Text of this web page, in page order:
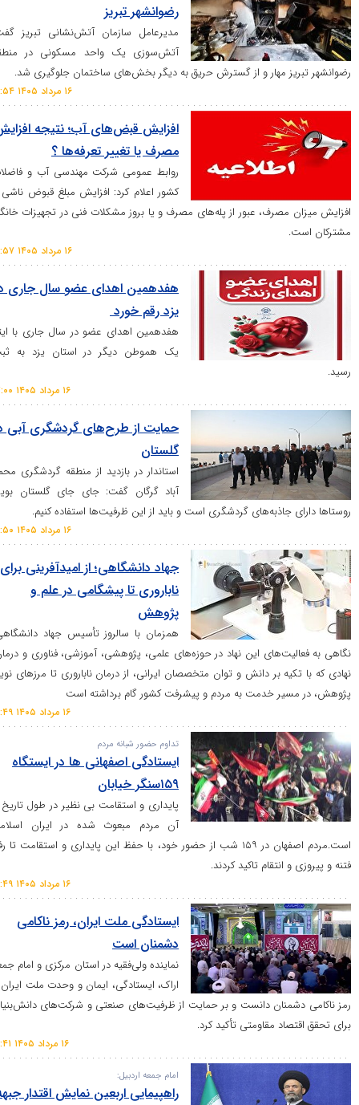
رضوانشهر تبریز
مدیرعامل سازمان آتش‌نشانی تبریز گفت:
آتش‌سوزی یک واحد مسکونی در منطقه
مهار و از گسترش حریق به دیگر بخش‌های ساختمان جلوگیری شد.
افزایش قبض‌های آب؛ نتیجه افزایش
مصرف یا تغییر تعرفه‌ها ؟
روابط عمومی شرکت مهندسی آب و فاضلاب
کشور اعلام کرد: افزایش مبلغ قبوض ناشی از
عبور از پله‌های مصرف و یا بروز مشکلات فنی در تجهیزات خانگی
هفدهمین اهدای عضو سال جاری در
یزد رقم خورد
هفدهمین اهدای عضو در سال جاری با ایثار
یک هموطن دیگر در استان یزد به ثبت
حمایت از طرح‌های گردشگری آبی در
گلستان
استاندار در بازدید از منطقه گردشگری محمد
آباد گرگان گفت: جای جای گلستان بویژه
گردشگری است و باید از این ظرفیت‌ها استفاده کنیم.
جهاد دانشگاهی؛ از امیدآفرینی برای
ناباروری تا پیشگامی در علم و
پژوهش
همزمان با سالروز تأسیس جهاد دانشگاهی،
این نهاد در حوزه‌های علمی، پژوهشی، آموزشی، فناوری و درمان؛
بر دانش و توان متخصصان ایرانی، از درمان ناباروری تا مرز‌های نوین
خدمت به مردم و پیشرفت کشور گام برداشته است
تداوم حضور شبانه مردم
ایستادگی اصفهانی ها در ایستگاه
۱۵۹سنگر خیابان
پایداری و استقامت بی نظیر در طول تاریخ از
آن مردم مبعوث شده در ایران اسلامی
است.مردم اصفهان در ۱۵۹ شب از حضور خود، با حفظ این پایداری و استقامت تا رفع
تاکید کردند.
ایستادگی ملت ایران، رمز ناکامی
دشمنان است
نماینده ولی‌فقیه در استان مرکزی و امام جمعه
اراک، ایستادگی، ایمان و وحدت ملت ایران را
دانست و بر حمایت از ظرفیت‌های صنعتی و شرکت‌های دانش‌بنیان
مقاومتی تأکید کرد.
امام جمعه اردبیل:
راهپیمایی اربعین نمایش اقتدار جبهه